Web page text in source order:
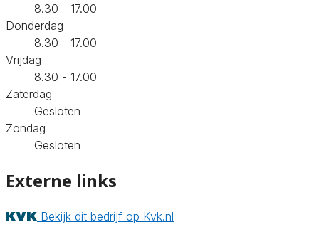
8.30 - 17.00
Donderdag
8.30 - 17.00
Vrijdag
8.30 - 17.00
Zaterdag
Gesloten
Zondag
Gesloten
Externe links
Bekijk dit bedrijf op Kvk.nl